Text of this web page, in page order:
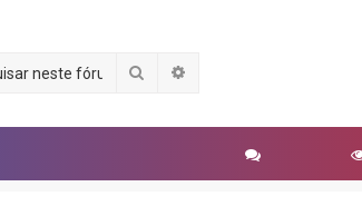
Pesquisar